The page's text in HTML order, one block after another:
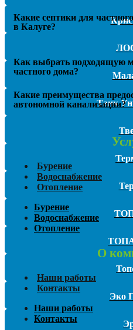
Танк
Эко
Какие септики для
в Калуге?
Как выбрать подходящую
частного дома?
Какие преимущества
автономной канализации?
Бурение
Водоснабжение
Отопление
Бурение
Водоснабжение
Отопление
О
Наши работы
Контакты
Наши работы
Контакты